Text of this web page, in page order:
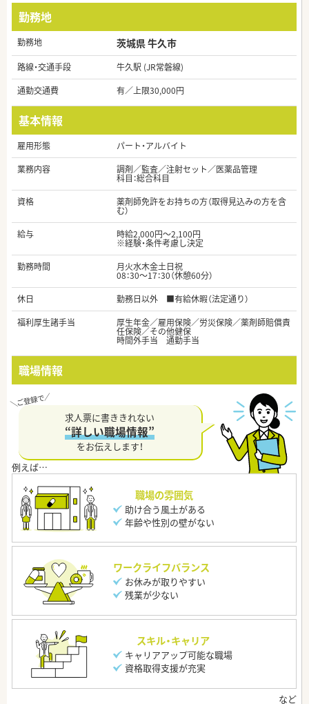
勤務地
勤務地 茨城県 牛久市
路線・交通手段
牛久駅 (JR常磐線)
通勤交通費
有／上限30,000円
基本情報
雇用形態
パート・アルバイト
業務内容
調剤／監査／注射セット／医薬品管理
科目：総合科目
資格
薬剤師免許をお持ちの方（取得見込みの方を含
む）
給与
時給2,000円～2,100円
※経験・条件考慮し決定
勤務時間
月火水木金土日祝
08：30～17：30（休憩60分）
休日
勤務日以外 ■有給休暇（法定通り）
福利厚生諸手当
厚生年金／雇用保険／労災保険／薬剤師賠償責
任保険／その他健保
時間外手当 通勤手当
職場情報
求人票に書ききれない
“詳しい職場情報”
をお伝えします！
職場の雰囲気
助け合う風土がある
年齢や性別の壁がない
ワークライフバランス
お休みが取りやすい
残業が少ない
スキル・キャリア
キャリアアップ可能な職場
資格取得支援が充実